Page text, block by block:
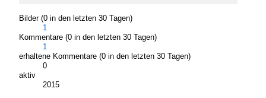
Bilder (0 in den letzten 30 Tagen)
1
Kommentare (0 in den letzten 30 Tagen)
1
erhaltene Kommentare (0 in den letzten 30 Tagen)
0
aktiv
2015